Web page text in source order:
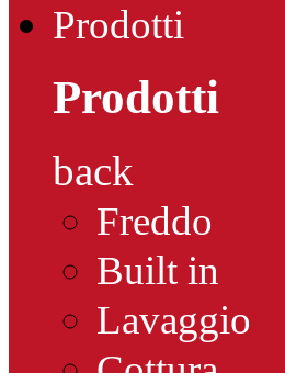
Prodotti
Prodotti
back
Freddo
Built in
Lavaggio